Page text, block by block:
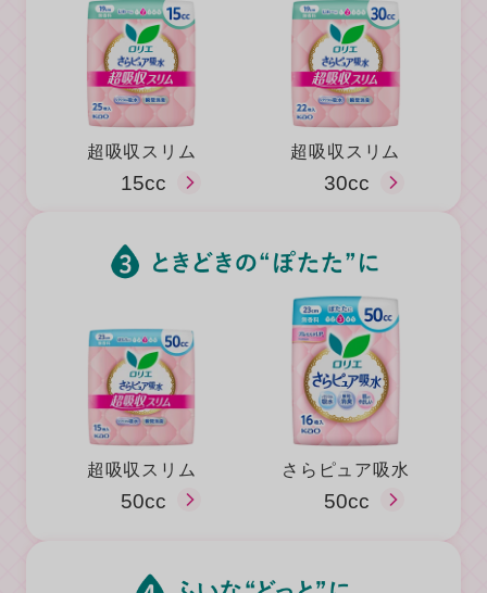
超吸収スリム
15cc
超吸収スリム
30cc
超吸収スリム
50cc
さらピュア吸水
50cc